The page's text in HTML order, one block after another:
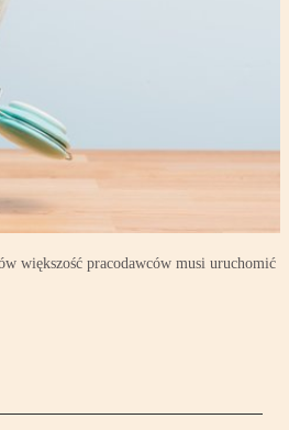
większość pracodawców musi uruchomić